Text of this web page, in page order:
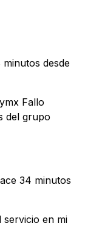
minutos desde
Fallo
del grupo
34 minutos
servicio en mi